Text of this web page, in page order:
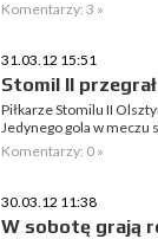
Komentarzy: 3 »
31.03.12 15:51
Stomil II
Piłkarze Stomilu II
Jedynego gola w meczu
Komentarzy: 0 »
30.03.12 11:38
W sobotę grają